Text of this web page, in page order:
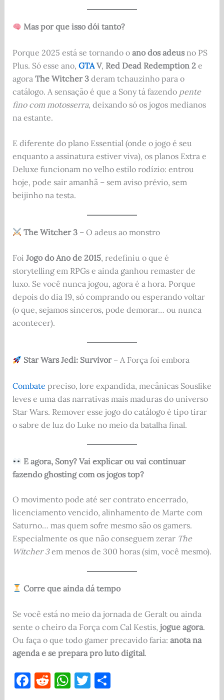
Mas por que isso dói tanto?
Porque 2025 está se tornando o ano dos adeusno PS
Plus. Só esse ano, GTAV, Red Dead Redemption 2e
agora The Witcher 3deram tchauzinho para o
catálogo. A sensação é que a Sony tá fazendo pente
fino com motosserra, deixando só os jogos medianos
na estante.
E diferente do plano Essential (onde o jogo é seu
enquanto a assinatura estiver viva), os planos Extra e
Deluxe funcionam no velho estilo rodízio: entrou
hoje, pode sair amanhã – sem aviso prévio, sem
beijinho na testa.
The Witcher 3– O adeus ao monstro
Foi Jogo do Ano de 2015, redefiniu o que é
storytelling em RPGs e ainda ganhou remaster de
luxo. Se você nunca jogou, agora é a hora. Porque
depois do dia 19, só comprando ou esperando voltar
(o que, sejamos sinceros, pode demorar… ou nunca
acontecer).
Star Wars Jedi: Survivor– A Força foi embora
Combate preciso, lore expandida, mecânicas Souslike
leves e uma das narrativas mais maduras do universo
Star Wars. Remover esse jogo do catálogo é tipo tirar
o sabre de luz do Luke no meio da batalha final.
E agora, Sony? Vai explicar ou vai continuar
fazendo ghosting com os jogos top?
O movimento pode até ser contrato encerrado,
licenciamento vencido, alinhamento de Marte com
Saturno… mas quem sofre mesmo são os gamers.
Especialmente os que não conseguem zerar The
Witcher 3em menos de 300 horas (sim, você mesmo).
Corre que ainda dá tempo
Se você está no meio da jornada de Geralt ou ainda
sente o cheiro da Força com Cal Kestis, jogue agora.
Ou faça o que todo gamer precavido faria: anota na
agenda e se prepara pro luto digital.
F R WT S